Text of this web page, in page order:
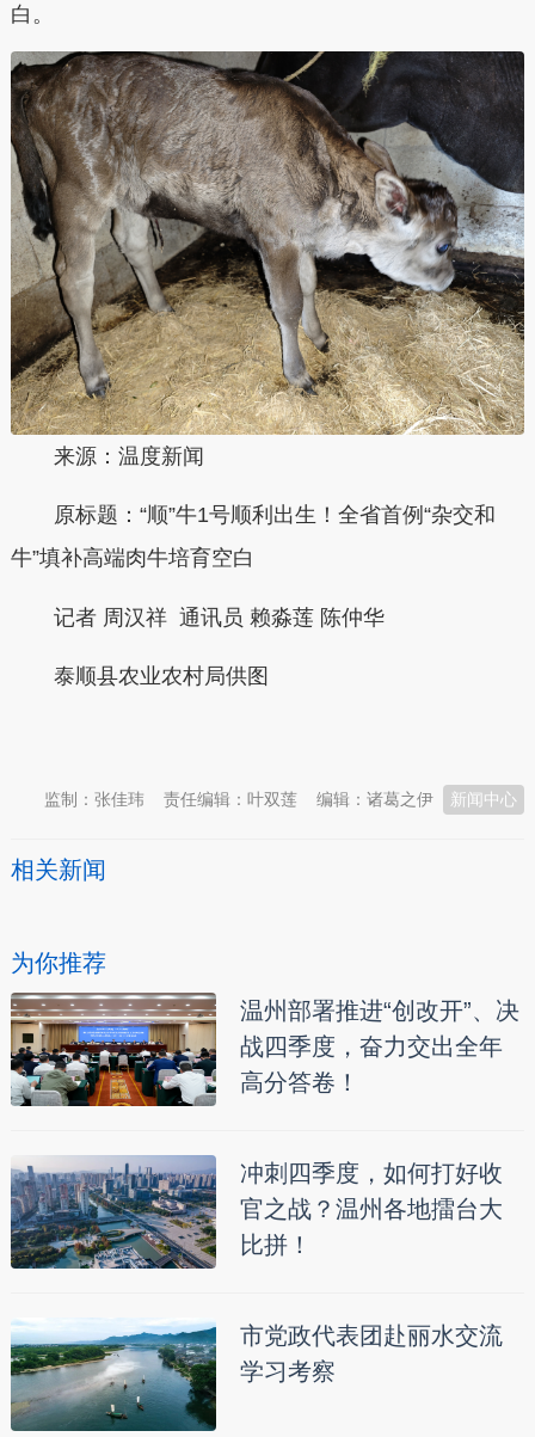
白。
来源：温度新闻
原标题：“顺”牛1号顺利出生！全省首例“杂交和
牛”填补高端肉牛培育空白
记者 周汉祥 通讯员 赖淼莲 陈仲华
泰顺县农业农村局供图
新闻中心
编辑：诸葛之伊
责任编辑：叶双莲
监制：张佳玮
相关新闻
为你推荐
温州部署推进“创改开”、决
战四季度，奋力交出全年
高分答卷！
冲刺四季度，如何打好收
官之战？温州各地擂台大
比拼！
市党政代表团赴丽水交流
学习考察